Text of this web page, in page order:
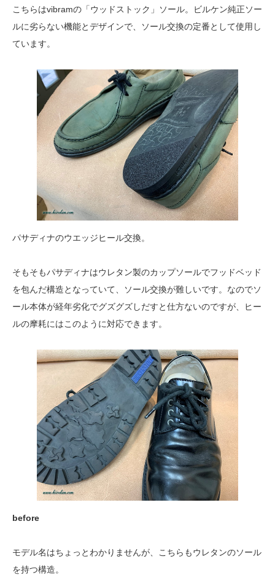
こちらはvibramの「ウッドストック」ソール。ビルケン純正ソー
ルに劣らない機能とデザインで、ソール交換の定番として使用し
ています。
パサディナのウエッジヒール交換。
そもそもパサディナはウレタン製のカップソールでフッドベッド
を包んだ構造となっていて、ソール交換が難しいです。なのでソ
ール本体が経年劣化でグズグズしだすと仕方ないのですが、ヒー
ルの摩耗にはこのように対応できます。
before
モデル名はちょっとわかりませんが、こちらもウレタンのソール
を持つ構造。